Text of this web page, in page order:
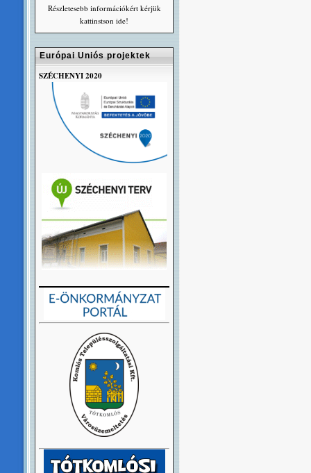
Részletesebb információkért kérjük
kattinstson ide!
Európai Uniós projektek
SZÉCHENYI 2020